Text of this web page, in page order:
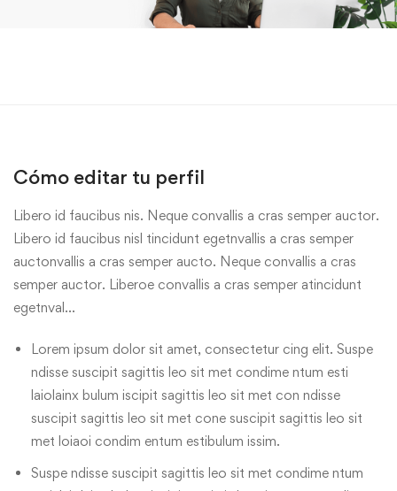
Cómo editar tu perfil
Libero id faucibus nis. Neque convallis a cras semper auctor.
Libero id faucibus nisl tincidunt egetnvallis a cras semper
auctonvallis a cras semper aucto. Neque convallis a cras
semper auctor. Liberoe convallis a cras semper atincidunt
egetnval…
Lorem ipsum dolor sit amet, consectetur cing elit. Suspe
ndisse suscipit sagittis leo sit met condime ntum esti
laiolainx bulum iscipit sagittis leo sit met con ndisse
suscipit sagittis leo sit met cone suscipit sagittis leo sit
met loiaoi condim entum estibulum issim.
Suspe ndisse suscipit sagittis leo sit met condime ntum